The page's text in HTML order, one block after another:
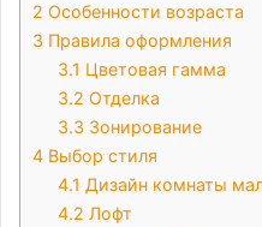
2 Особенности возраста
3 Правила оформления
3.1 Цветовая гамма
3.2 Отделка
3.3 Зонирование
4 Выбор стиля
4.1 Дизайн комнаты
4.2 Лофт